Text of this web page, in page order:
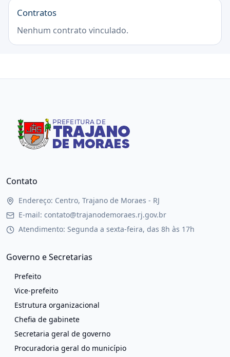
Contratos
Nenhum contrato vinculado.
Contato
Endereço: Centro, Trajano de Moraes - RJ
E-mail: contato@trajanodemoraes.rj.gov.br
Atendimento: Segunda a sexta-feira, das 8h às 17h
Governo e Secretarias
Prefeito
Vice-prefeito
Estrutura organizacional
Chefia de gabinete
Secretaria geral de governo
Procuradoria geral do município